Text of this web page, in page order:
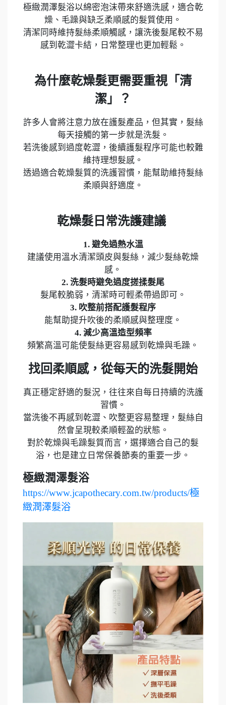
極緻潤澤髮浴以綿密泡沫帶來舒適洗感，適合乾
燥、毛躁與缺乏柔順感的髮質使用。
清潔同時維持髮絲柔順觸感，讓洗後髮尾較不易
感到乾澀卡結，日常整理也更加輕鬆。
為什麼乾燥髮更需要重視「清
潔」？
許多人會將注意力放在護髮產品，但其實，髮絲
每天接觸的第一步就是洗髮。
若洗後感到過度乾澀，後續護髮程序可能也較難
維持理想髮感。
透過適合乾燥髮質的洗護習慣，能幫助維持髮絲
柔順與舒適度。
乾燥髮日常洗護建議
1. 避免過熱水溫
建議使用溫水清潔頭皮與髮絲，減少髮絲乾燥
感。
2. 洗髮時避免過度搓揉髮尾
髮尾較脆弱，清潔時可輕柔帶過即可。
3. 吹整前搭配護髮程序
能幫助提升吹後的柔順感與整理度。
4. 減少高溫造型頻率
頻繁高溫可能使髮絲更容易感到乾燥與毛躁。
找回柔順感，從每天的洗髮開始
真正穩定舒適的髮況，往往來自每日持續的洗護
習慣。
當洗後不再感到乾澀、吹整更容易整理，髮絲自
然會呈現較柔順輕盈的狀態。
對於乾燥與毛躁髮質而言，選擇適合自己的髮
浴，也是建立日常保養節奏的重要一步。
極緻潤澤髮浴
https://www.jcapothecary.com.tw/products/極
緻潤澤髮浴